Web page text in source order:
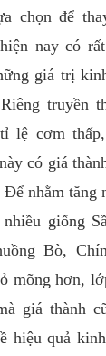
chọn để
nay có
giá trị
truyền
lệ cơm
có giá
nhằm tăng
giống
Bò,
mõng hơn,
giá thành
hiệu quả